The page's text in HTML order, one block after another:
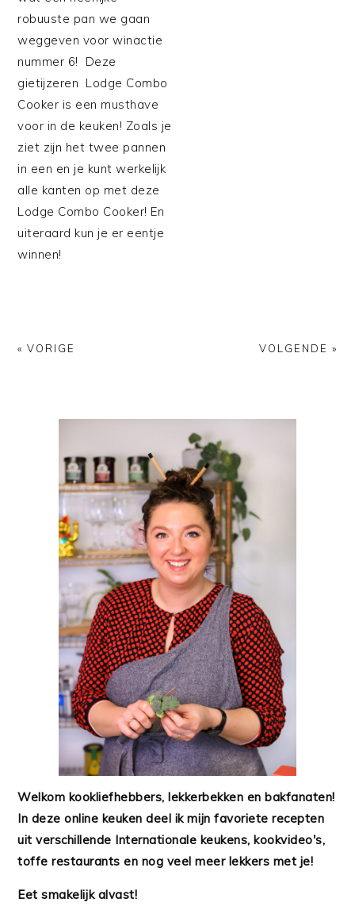
robuuste pan we gaan
weggeven voor winactie
nummer 6! Deze
gietijzeren Lodge Combo
Cooker is een musthave
voor in de keuken! Zoals je
ziet zijn het twee pannen
in een en je kunt werkelijk
alle kanten op met deze
Lodge Combo Cooker! En
uiteraard kun je er eentje
winnen!
« VORIGE VOLGENDE »
Welkom kookliefhebbers, lekkerbekken en bakfanaten!
In deze online keuken deel ik mijn favoriete recepten
uit verschillende Internationale keukens, kookvideo's,
toffe restaurants en nog veel meer lekkers met je!
Eet smakelijk alvast!